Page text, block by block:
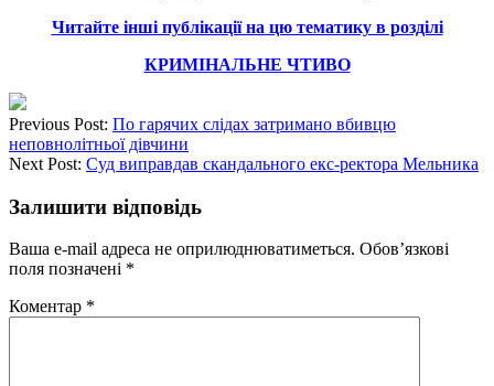
Читайте інші публікації на цю тематику в розділі
КРИМІНАЛЬНЕ ЧТИВО
Previous Post: По гарячих слідах затримано вбивцю
неповнолітньої дівчини
Next Post: Суд виправдав скандального екс-ректора Мельника
Залишити відповідь
Ваша e-mail адреса не оприлюднюватиметься. Обов’язкові
поля позначені *
Коментар *